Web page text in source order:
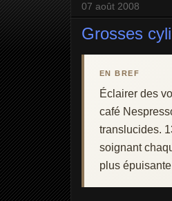
07 août 2008
Grosses
EN BREF
Éclairer des
café
translucides.
soignant
plus